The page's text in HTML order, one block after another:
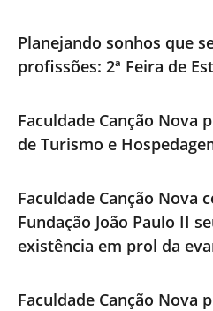
Planejando sonhos que
profissões: 2ª Feira de
Faculdade Canção Nova
de Turismo e
Faculdade Canção Nova
Fundação João Paulo II
existência em prol da
Faculdade Canção Nova